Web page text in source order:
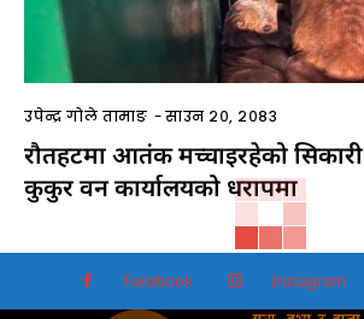
उपेन्द्र गोले तामाङ -साउन २०, २०८३
रौतहटमा आतंक मच्चाइरहेको सिकारी
कुकुर वन कार्यालयको धरापमा
Facebook Instagram